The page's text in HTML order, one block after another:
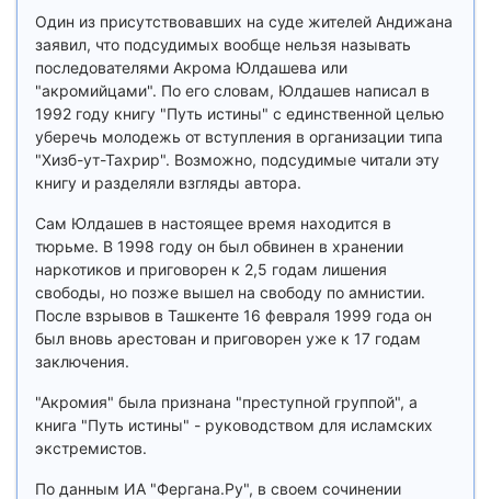
Один из присутствовавших на суде жителей Андижана
заявил, что подсудимых вообще нельзя называть
последователями Акрома Юлдашева или
"акромийцами". По его словам, Юлдашев написал в
1992 году книгу "Путь истины" с единственной целью
уберечь молодежь от вступления в организации типа
"Хизб-ут-Тахрир". Возможно, подсудимые читали эту
книгу и разделяли взгляды автора.
Сам Юлдашев в настоящее время находится в
тюрьме. В 1998 году он был обвинен в хранении
наркотиков и приговорен к 2,5 годам лишения
свободы, но позже вышел на свободу по амнистии.
После взрывов в Ташкенте 16 февраля 1999 года он
был вновь арестован и приговорен уже к 17 годам
заключения.
"Акромия" была признана "преступной группой", а
книга "Путь истины" - руководством для исламских
экстремистов.
По данным ИА "Фергана.Ру", в своем сочинении